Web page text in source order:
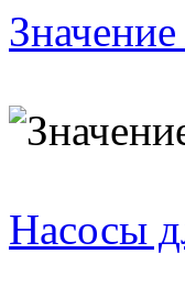
Насосы